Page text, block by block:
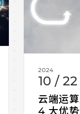
2024
10/ 22
云端运
4 大优